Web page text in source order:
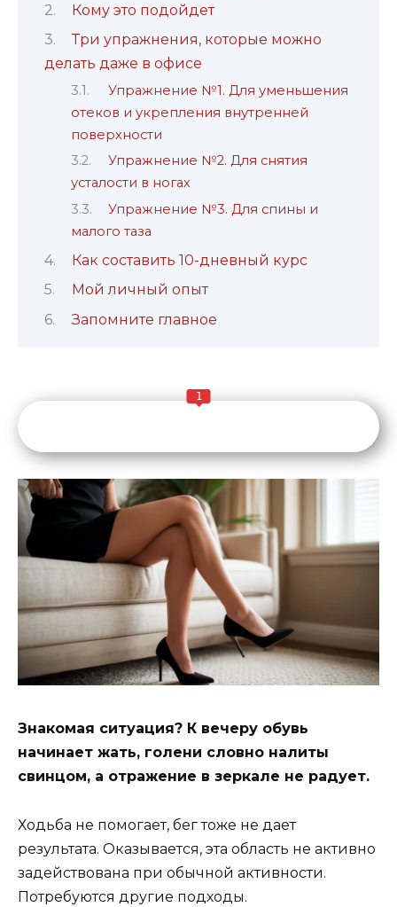
Кому это подойдет
Три упражнения, которые можно
делать даже в офисе
Упражнение №1. Для уменьшения
отеков и укрепления внутренней
поверхности
Упражнение №2. Для снятия
усталости в ногах
Упражнение №3. Для спины и
малого таза
Как составить 10-дневный курс
Мой личный опыт
Запомните главное
1
Знакомая ситуация? К вечеру обувь
начинает жать, голени словно налиты
свинцом, а отражение в зеркале не радует.
Ходьба не помогает, бег тоже не дает
результата. Оказывается, эта область не активно
задействована при обычной активности.
Потребуются другие подходы.